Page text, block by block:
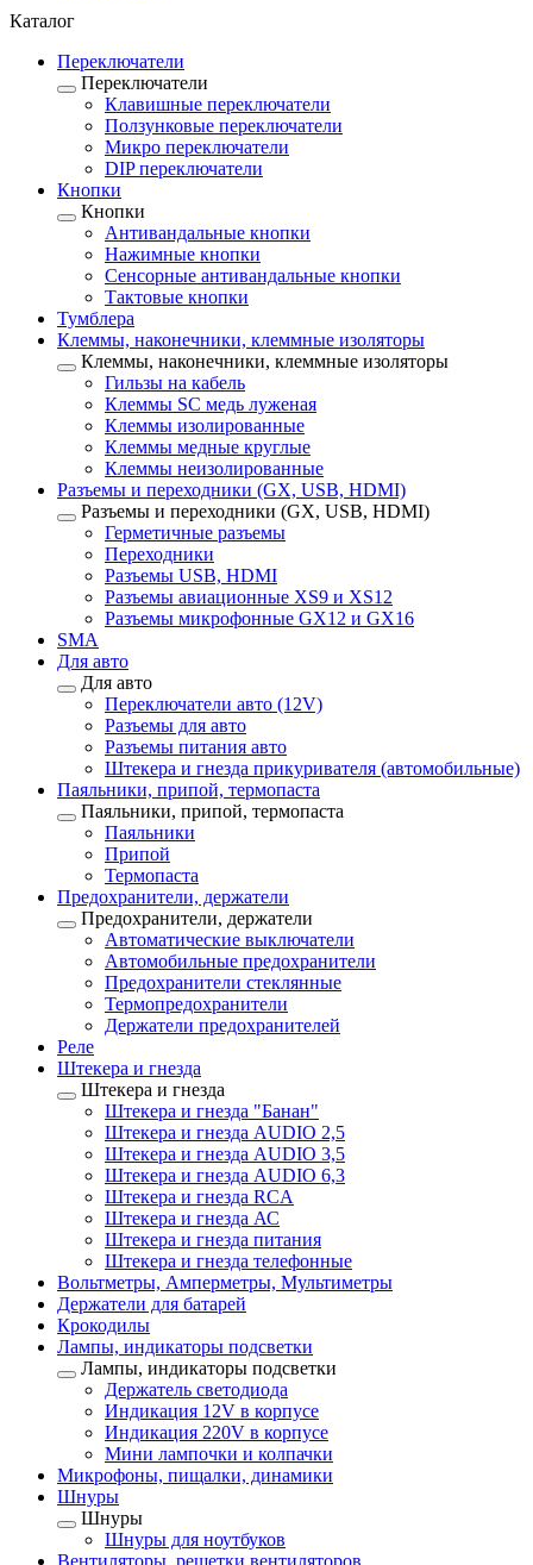
Каталог
Переключатели
Переключатели
Клавишные переключатели
Ползунковые переключатели
Микро переключатели
DIP переключатели
Кнопки
Кнопки
Антивандальные кнопки
Нажимные кнопки
Сенсорные антивандальные кнопки
Тактовые кнопки
Тумблера
Клеммы, наконечники, клеммные изоляторы
Клеммы, наконечники, клеммные изоляторы
Гильзы на кабель
Клеммы SC медь луженая
Клеммы изолированные
Клеммы медные круглые
Клеммы неизолированные
Разъемы и переходники (GX, USB, HDMI)
Разъемы и переходники (GX, USB, HDMI)
Герметичные разъемы
Переходники
Разъемы USB, HDMI
Разъемы авиационные XS9 и XS12
Разъемы микрофонные GX12 и GX16
SMA
Для авто
Для авто
Переключатели авто (12V)
Разъемы для авто
Разъемы питания авто
Штекера и гнезда прикуривателя (автомобильные)
Паяльники, припой, термопаста
Паяльники, припой, термопаста
Паяльники
Припой
Термопаста
Предохранители, держатели
Предохранители, держатели
Автоматические выключатели
Автомобильные предохранители
Предохранители стеклянные
Термопредохранители
Держатели предохранителей
Реле
Штекера и гнезда
Штекера и гнезда
Штекера и гнезда "Банан"
Штекера и гнезда AUDIO 2,5
Штекера и гнезда AUDIO 3,5
Штекера и гнезда AUDIO 6,3
Штекера и гнезда RCA
Штекера и гнезда АС
Штекера и гнезда питания
Штекера и гнезда телефонные
Вольтметры, Амперметры, Мультиметры
Держатели для батарей
Крокодилы
Лампы, индикаторы подсветки
Лампы, индикаторы подсветки
Держатель светодиода
Индикация 12V в корпусе
Индикация 220V в корпусе
Мини лампочки и колпачки
Микрофоны, пищалки, динамики
Шнуры
Шнуры
Шнуры для ноутбуков
Вентиляторы, решетки вентиляторов